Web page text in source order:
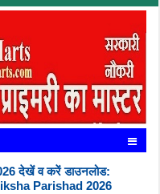
2026 देखें व करें डाउनलोड:
Parishad 2026